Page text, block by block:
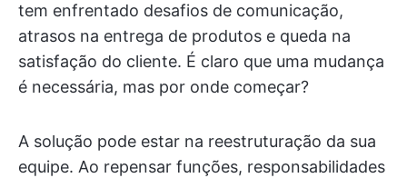
tem enfrentado desafios de comunicação,
atrasos na entrega de produtos e queda na
satisfação do cliente. É claro que uma mudança
é necessária, mas por onde começar?
A solução pode estar na reestruturação da sua
equipe. Ao repensar funções, responsabilidades